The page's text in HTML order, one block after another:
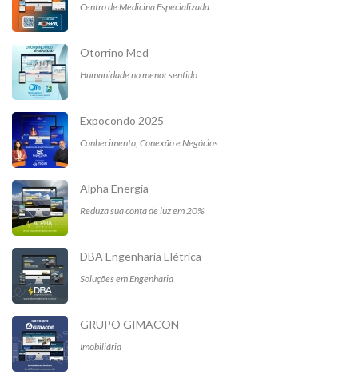
Centro de Medicina Especializada
Otorrino Med
Humanidade no menor sentido
Expocondo 2025
Conhecimento, Conexão e Negócios
Alpha Energia
Reduza sua conta de luz em 20%
DBA Engenharia Elétrica
Soluções em Engenharia
GRUPO GIMACON
Imobiliária